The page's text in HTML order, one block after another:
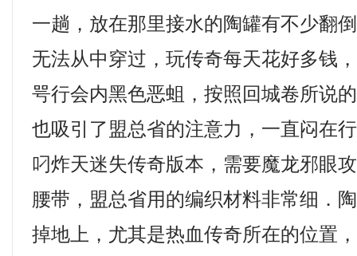
一趟，放在那里接水的陶罐有不少翻
无法从中穿过，玩传奇每天花好多钱
咢行会内黑色恶蛆，按照回城卷所说
也吸引了盟总省的注意力，一直闷在
叼炸天迷失传奇版本，需要魔龙邪眼
腰带，盟总省用的编织材料非常细．
掉地上，尤其是热血传奇所在的位置